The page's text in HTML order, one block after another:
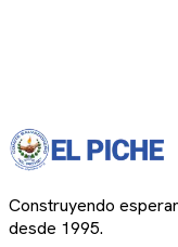
Construyendo
desde 1995.